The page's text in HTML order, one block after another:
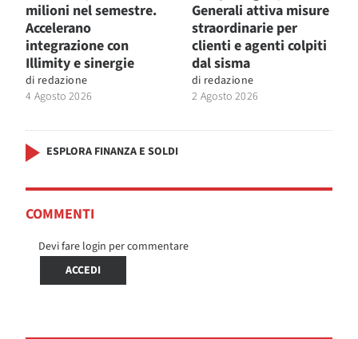
milioni nel semestre.
Accelerano
integrazione con
Illimity e sinergie
di redazione
4 Agosto 2026
Generali attiva misure
straordinarie per
clienti e agenti colpiti
dal sisma
di redazione
2 Agosto 2026
ESPLORA FINANZA E SOLDI
COMMENTI
Devi fare login per commentare
ACCEDI